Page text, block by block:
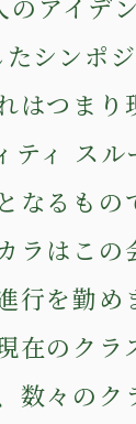
アイデ
シンポ
はつまり
ティ スル
なるもの
ラはこの
行を勤め
在のクラ
数々のク